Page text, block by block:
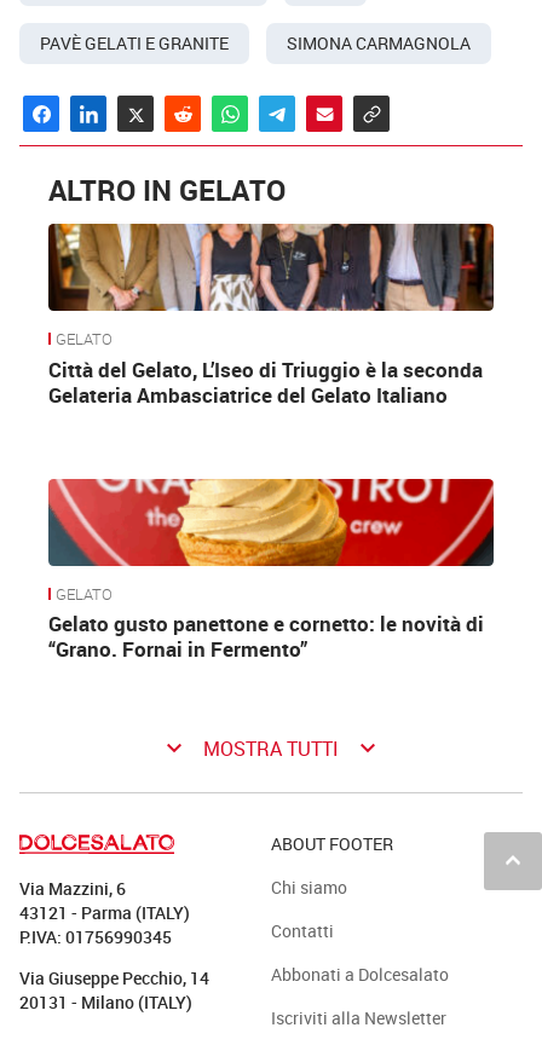
PAVÈ GELATI E GRANITE SIMONA CARMAGNOLA
ALTRO IN GELATO
GELATO
Città del Gelato, L’Iseo di Triuggio è la seconda
Gelateria Ambasciatrice del Gelato Italiano
GELATO
Gelato gusto panettone e cornetto: le novità di
“Grano. Fornai in Fermento”
keyboard_arrow_down MOSTRA TUTTI keyboard_arrow_down
keyboard_arrow_up
Via Mazzini, 6
43121 - Parma (ITALY)
P.IVA: 01756990345
Via Giuseppe Pecchio, 14
20131 - Milano (ITALY)
ABOUT FOOTER
Chi siamo
Contatti
Abbonati a Dolcesalato
Iscriviti alla Newsletter